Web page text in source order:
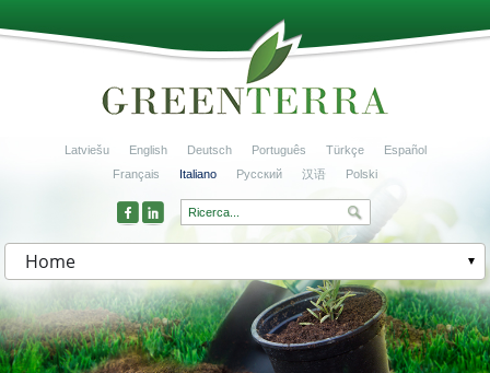
Latviešu English Deutsch Português Türkçe
Español
Français
Italiano Русский 汉语 Polski
Home